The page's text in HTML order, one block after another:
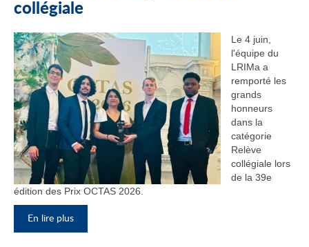
collégiale
Le 4 juin,
l'équipe du
LRIMa a
remporté les
grands
honneurs
dans la
catégorie
Relève
collégiale lors
de la 39e
édition des Prix OCTAS 2026.
En lire plus